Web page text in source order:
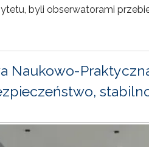
byli obserwatorami
Naukowo-